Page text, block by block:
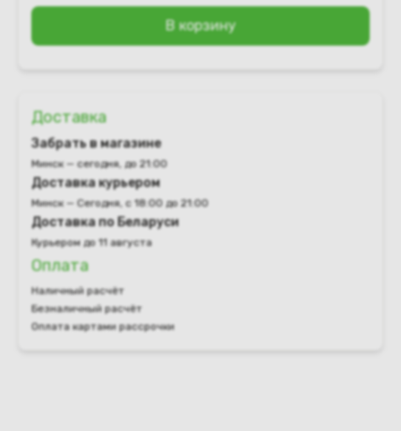
В корзину
Доставка
Забрать в магазине
Минск — сегодня, до 21:00
Доставка курьером
Минск — Сегодня, с 18:00 до 21:00
Доставка по Беларуси
Курьером до 11 августа
Оплата
Наличный расчёт
Безналичный расчёт
Оплата картами рассрочки